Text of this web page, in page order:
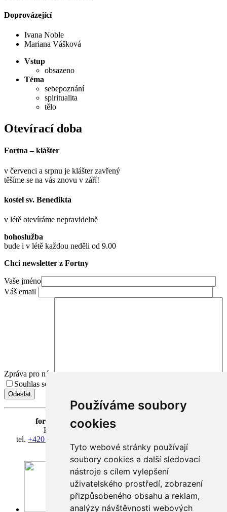
Používáme soubory
cookies
Tyto webové stránky používají
soubory cookies a další sledovací
nástroje s cílem vylepšení
uživatelského prostředí, zobrazení
přizpůsobeného obsahu a reklam,
analýzy návštěvnosti webových
Doprovázející
Ivana Noble
Mariana Vášková
Vstup
obsazeno
Téma
sebepoznání
spiritualita
tělo
Otevírací doba
Fortna – klášter
v červenci a srpnu je klášter zavřený
těšíme se na vás znovu v září!
kostel sv. Benedikta
v létě otevíráme nepravidelně
bohoslužba
bude i v létě každou neděli od 9.00
Chci newsletter z Fortny
Vaše jméno
Váš email
Zpráva pro nás
Souhlas se zpracováním osobních údajů.
fortna
| Hradčanské nám. 3/184 | 118 00 Praha 1
Klášter Hradčany Řádu bosých karmelitánů
tel. +420 603 428 601
fortna@fortna.eu
Facebook